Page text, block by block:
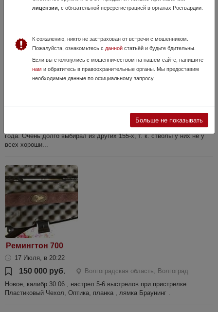
МР 155
Продаю ружье в очень хорошем состоянии. Было в одних руках.
Оружие выпущено в январе 2021 года, куплено мною в марте 2021
года. Очень долго выбирал из других 155-х, т. к. стволы у них не у
всех хороши...
Ремингтон 700
17 Июля, в 20:22
150 000 руб.
Волгоградская область, Волгоград
Новое, калибр 30 06 , настрел 5-6 выстрелов при пристрелке.
Пластиковый Чехол, Оптика, планка , лямка Браунинг .
лицензии , с обязательной перерегистрацией в органах Росгвардии.
К сожалению, никто не застрахован от встречи с мошенником.
Пожалуйста, ознакомьтесь с даннойстатьёй и будьте бдительны.
Если вы столкнулись с мошенничеством на нашем сайте, напишите
нам и обратитесь в правоохранительные органы. Мы предоставим
необходимые данные по официальному запросу.
Больше не показывать